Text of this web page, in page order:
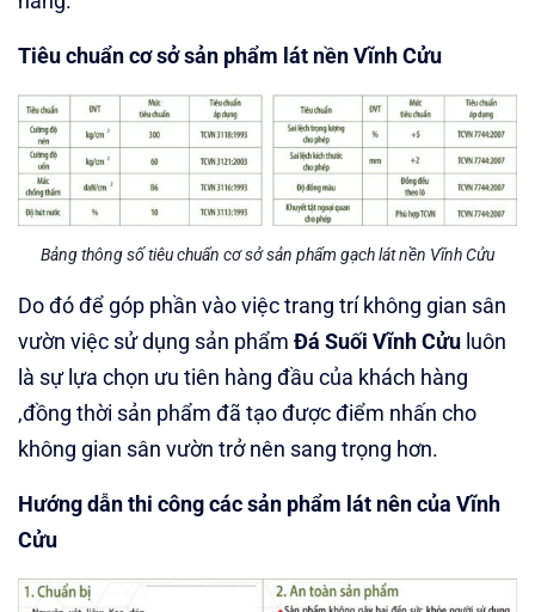
Tiêu chuẩn cơ sở sản phẩm lát nền Vĩnh Cửu
Bảng thông số tiêu chuẩn cơ sở sản phẩm gạch lát nền Vĩnh Cửu
Do đó để góp phần vào việc trang trí không gian sân
vườn việc sử dụng sản phẩm Đá Suối Vĩnh Cửu luôn
là sự lựa chọn ưu tiên hàng đầu của khách hàng
,đồng thời sản phẩm đã tạo được điểm nhấn cho
không gian sân vườn trở nên sang trọng hơn.
Hướng dẫn thi công các sản phẩm lát nên của Vĩnh
Cửu